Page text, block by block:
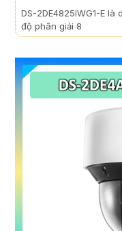
DS-2DE4825IWG1-E
độ phân giải 8